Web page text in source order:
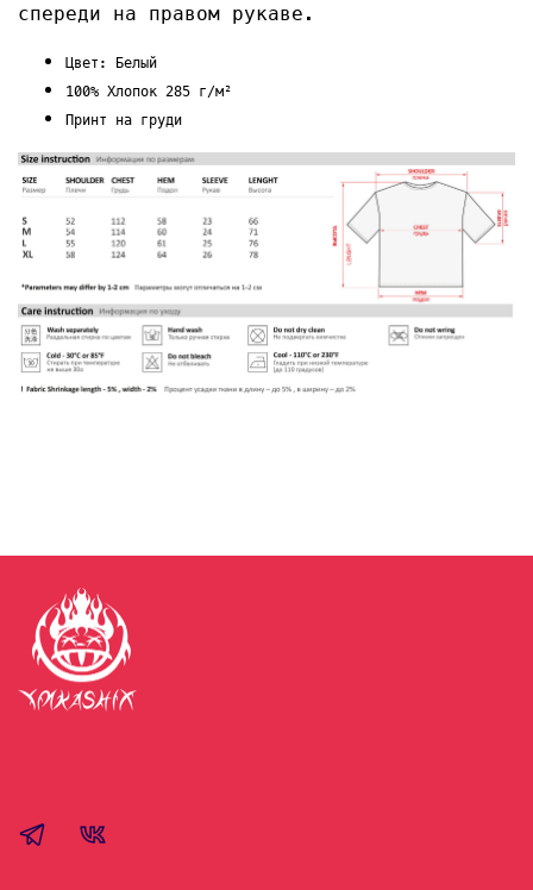
спереди на правом рукаве.
Цвет: Белый
100% Хлопок 285 г/м²
Принт на груди